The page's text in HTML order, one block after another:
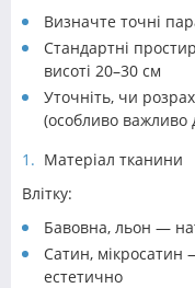
Визначте точні
Стандартні
висоті 20–30 см
Уточніть, чи
(особливо важливо
Матеріал тканини
Влітку:
Бавовна, льон —
Сатин, мікросатин
естетично